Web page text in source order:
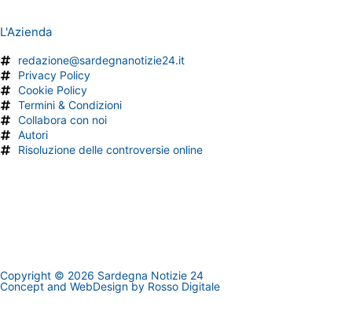
L'Azienda
redazione@sardegnanotizie24.it
Privacy Policy
Cookie Policy
Termini & Condizioni
Collabora con noi
Autori
Risoluzione delle controversie online
Copyright © 2026 Sardegna Notizie 24
Concept and WebDesign by Rosso Digitale